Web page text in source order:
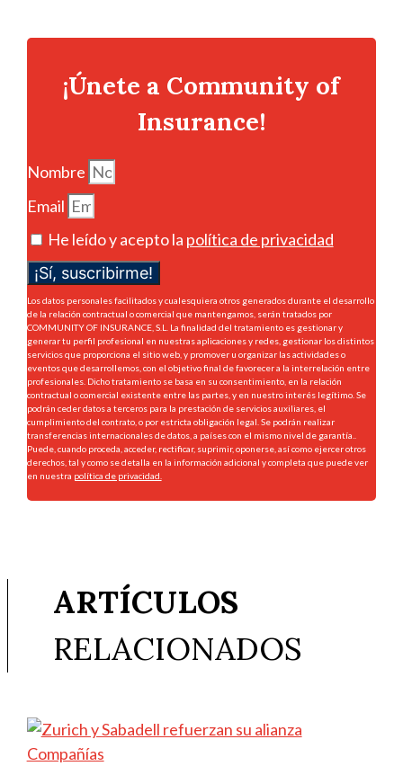
¡Únete a Community of
Insurance!
Nombre
Email
He leído y acepto la política de privacidad
¡Sí, suscribirme!
Los datos personales facilitados y cualesquiera otros generados durante el desarrollo
de la relación contractual o comercial que mantengamos, serán tratados por
COMMUNITY OF INSURANCE, S.L. La finalidad del tratamiento es gestionar y
generar tu perfil profesional en nuestras aplicaciones y redes, gestionar los distintos
servicios que proporciona el sitio web, y promover u organizar las actividades o
eventos que desarrollemos, con el objetivo final de favorecer a la interrelación entre
profesionales. Dicho tratamiento se basa en su consentimiento, en la relación
contractual o comercial existente entre las partes, y en nuestro interés legítimo. Se
podrán ceder datos a terceros para la prestación de servicios auxiliares, el
cumplimiento del contrato, o por estricta obligación legal. Se podrán realizar
transferencias internacionales de datos, a países con el mismo nivel de garantía..
Puede, cuando proceda, acceder, rectificar, suprimir, oponerse, así como ejercer otros
derechos, tal y como se detalla en la información adicional y completa que puede ver
en nuestra política de privacidad.
ARTÍCULOS
RELACIONADOS
Compañías